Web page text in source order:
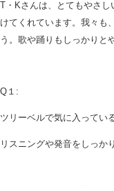
T・Kさんは、とてもやさ
けてくれています。我々も
う。歌や踊りもしっかりと
Q１:
ツリーベルで気に入ってい
リスニングや発音をしっか